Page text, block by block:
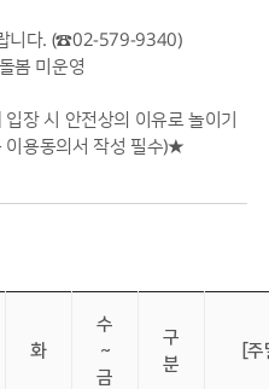
니다. (☎02-579-9340)
봄 미운영
장 시 안전상의 이유로 놀이기
이용동의서 작성 필수)★
화
수
~
금
구
분
[